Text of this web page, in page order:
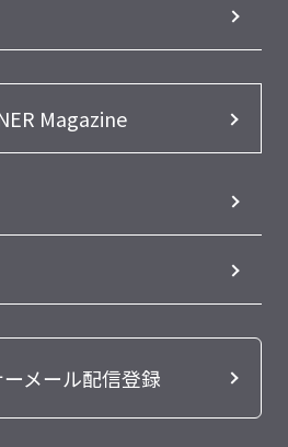
Magazine
メール配信登録